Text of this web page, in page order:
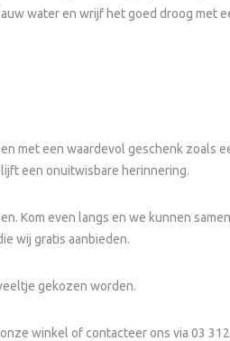
water en wrijf het goed droog met
met een waardevol geschenk zoals
een onuitwisbare herinnering.
Kom even langs en we kunnen
wij gratis aanbieden.
gekozen worden.
winkel of contacteer ons via 03